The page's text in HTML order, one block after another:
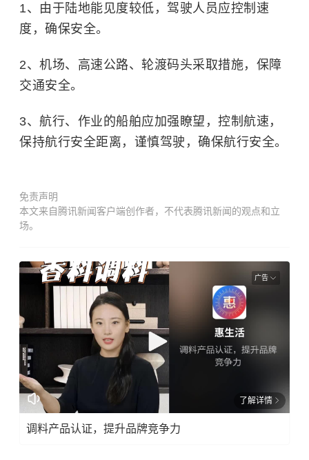
1、由于陆地能见度较低，驾驶人员应控制速
度，确保安全。
2、机场、高速公路、轮渡码头采取措施，保障
交通安全。
3、航行、作业的船舶应加强瞭望，控制航速，
保持航行安全距离，谨慎驾驶，确保航行安全。
免责声明
本文来自腾讯新闻客户端创作者，不代表腾讯新闻的观点和立
场。
广告
了解详情
调料产品认证，提升品牌竞争力